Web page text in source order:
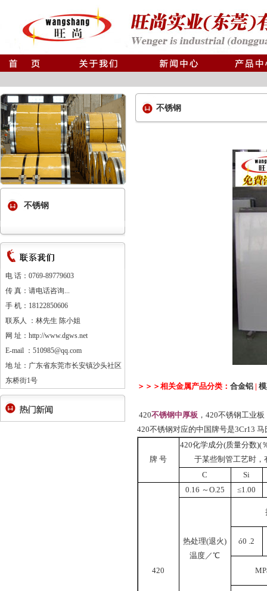
不锈钢
电 话：0769-89779603
传 真：请电话咨询...
手 机：18122850606
联系人 ：林先生 陈小姐
网 址：http://www.dgws.net
E-mail ：510985@qq.com
地 址：广东省东莞市长安镇沙头社区
东桥街1号
不锈钢
＞＞＞相关金属产品分类： 合金铝 |
420不锈钢中厚板 ，420不锈钢工业
420不锈钢对应的中国牌号是3Cr13 马
牌 号
420化学成分(质量分数
于某些制管工艺时
C
Si
420
0.16 ～O.25 ≤1.00
热处理(退火)
温度／℃
ó0 .2